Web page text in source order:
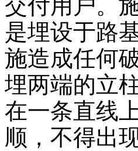
交付用户。
是埋设于路
施造成任何
埋两端的立
在一条直线
顺，不得出